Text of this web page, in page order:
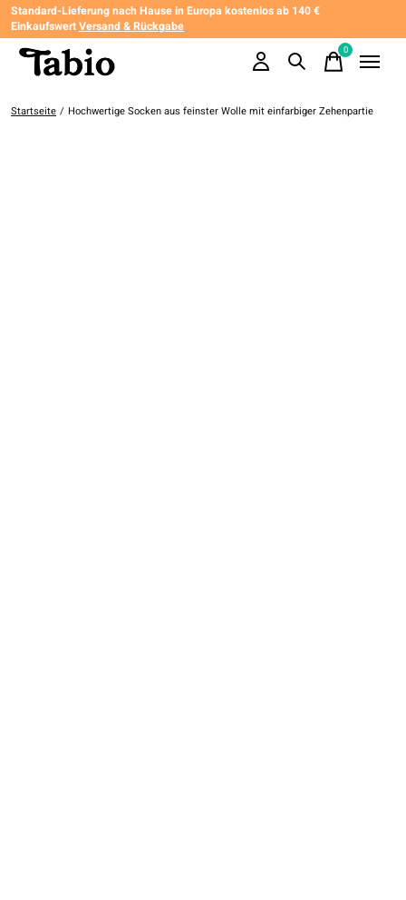
Standard-Lieferung nach Hause in Europa kostenlos ab 140 €
EinkaufswertVersand & Rückgabe
0items
Startseite / Hochwertige Socken aus feinster Wolle mit einfarbiger Zehenpartie